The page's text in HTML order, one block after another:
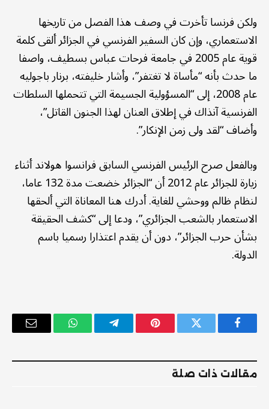
ولكن فرنسا تأخرت في وصف هذا الفصل من تاريخها
الاستعماري، وإن كان السفير الفرنسي في الجزائر ألقى كلمة
قوية عام 2005 في جامعة فرحات عباس بسطيف، واصفا
ما حدث بأنه “مأساة لا تغتفر”، وأشار خليفته، برنار باجوليه
عام 2008، إلى “المسؤولية الجسيمة التي تتحملها السلطات
الفرنسية آنذاك في إطلاق العنان لهذا الجنون القاتل”،
وأضاف “لقد ولى زمن الإنكار”.
وبالفعل صرح الرئيس الفرنسي السابق فرانسوا هولاند أثناء
زيارة للجزائر عام 2012 أن “الجزائر خضعت مدة 132 عاما،
لنظام ظالم ووحشي للغاية. أدرك هنا المعاناة التي ألحقها
الاستعمار بالشعب الجزائري”، ودعا إلى “كشف الحقيقة
بشأن حرب الجزائر”، دون أن يقدم اعتذارا رسميا باسم
الدولة.
فيسبوك تويتر بينتيريستتيلقرام واتساب
البريد
مقالات ذات صلة